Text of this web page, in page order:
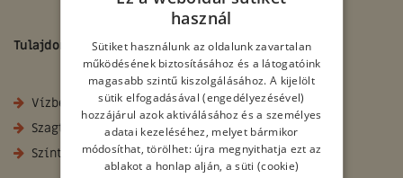
Tulajdonságai:
Vízben oldódó
Szagtalan
Színtelen
használ
Sütiket használunk az oldalunk zavartalan
működésének biztosításához és a látogatóink
magasabb szintű kiszolgálásához. A kijelölt
sütik elfogadásával (engedélyezésével)
hozzájárul azok aktiválásához és a személyes
adatai kezeléséhez, melyet bármikor
módosíthat, törölhet: újra megnyithatja ezt az
ablakot a honlap alján, a süti (cookie)